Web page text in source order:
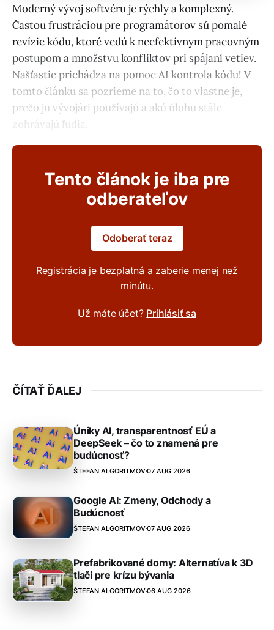
Moderný vývoj softvéru je rýchly a komplexný.
Častou frustráciou pre programátorov sú pomalé
revízie kódu, ktoré vedú k neefektívnym pracovným
postupom a množstvu konfliktov pri spájaní vetiev.
Našťastie prichádza na pomoc AI kontrola kódu! V
tomto článku sa pozrieme na to, čo to vlastne je,
prečo ju vývojári používajú a akú úlohu stále
zohrávajú ľudia.
Tento článok je iba pre
odberateľov
Odoberať teraz
Registrácia je bezplatná a zaberie menej než
minútu.
Už máte účet? Prihlásiť sa
ČÍTAŤ ĎALEJ
Úniky AI, transparentnosť EÚ a
DeepSeek – čo to znamená pre
budúcnosť?
ŠTEFAN ALGORITMOV07 AUG 2026
Google AI: Zmeny, Odchody a
Budúcnosť
ŠTEFAN ALGORITMOV07 AUG 2026
Prefabrikované domy: Alternatíva k 3D
tlači pre krízu bývania
ŠTEFAN ALGORITMOV06 AUG 2026